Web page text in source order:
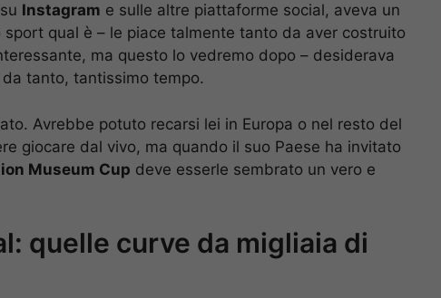
Instagram e sulle altre piattaforme social, aveva un
qual è – le piace talmente tanto da aver costruito
ma questo lo vedremo dopo – desiderava
da tanto, tantissimo tempo.
Avrebbe potuto recarsi lei in Europa o nel resto del
giocare dal vivo, ma quando il suo Paese ha invitato
Museum Cup deve esserle sembrato un vero e
quelle curve da migliaia di